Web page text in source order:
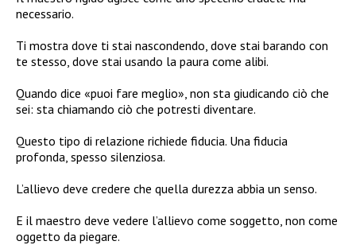
necessario.
Ti mostra dove ti stai nascondendo, dove stai barando con
te stesso, dove stai usando la paura come alibi.
Quando dice «puoi fare meglio», non sta giudicando ciò che
sei: sta chiamando ciò che potresti diventare.
Questo tipo di relazione richiede fiducia. Una fiducia
profonda, spesso silenziosa.
L’allievo deve credere che quella durezza abbia un senso.
E il maestro deve vedere l’allievo come soggetto, non come
oggetto da piegare.